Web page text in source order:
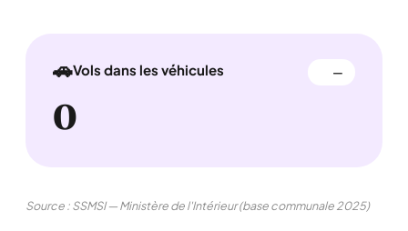
🚗Vols dans les véhicules —
0
Source : SSMSI — Ministère de l'Intérieur (base communale 2025)